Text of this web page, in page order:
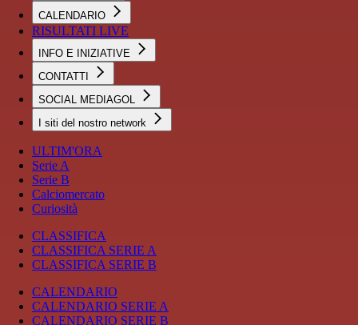
CALENDARIO
RISULTATI LIVE
INFO E INIZIATIVE
CONTATTI
SOCIAL MEDIAGOL
I siti del nostro network
ULTIM'ORA
Serie A
Serie B
Calciomercato
Curiosità
CLASSIFICA
CLASSIFICA SERIE A
CLASSIFICA SERIE B
CALENDARIO
CALENDARIO SERIE A
CALENDARIO SERIE B